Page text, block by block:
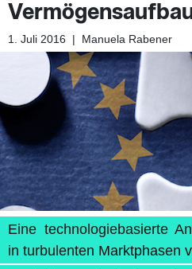
1. Juli 2016 | Manuela Rabener
Eine technologiebasierte
in turbulenten Marktphasen